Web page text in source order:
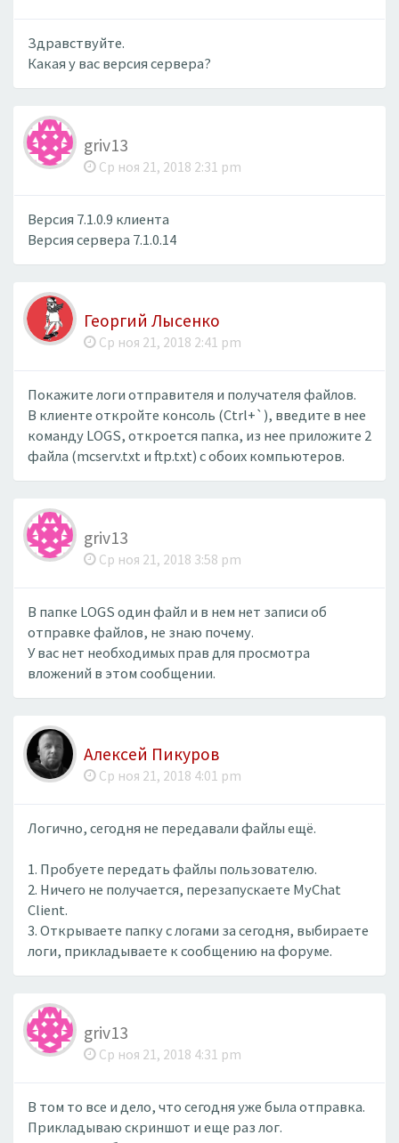
Здравствуйте.
Какая у вас версия сервера?
griv13
Ср ноя 21, 2018 2:31 pm
Версия 7.1.0.9 клиента
Версия сервера 7.1.0.14
Георгий Лысенко
Ср ноя 21, 2018 2:41 pm
Покажите логи отправителя и получателя файлов.
В клиенте откройте консоль (Ctrl+`), введите в нее
команду LOGS, откроется папка, из нее приложите 2
файла (mcserv.txt и ftp.txt) с обоих компьютеров.
griv13
Ср ноя 21, 2018 3:58 pm
В папке LOGS один файл и в нем нет записи об
отправке файлов, не знаю почему.
У вас нет необходимых прав для просмотра
вложений в этом сообщении.
Алексей Пикуров
Ср ноя 21, 2018 4:01 pm
Логично, сегодня не передавали файлы ещё.
1. Пробуете передать файлы пользователю.
2. Ничего не получается, перезапускаете MyChat
Client.
3. Открываете папку с логами за сегодня, выбираете
логи, прикладываете к сообщению на форуме.
griv13
Ср ноя 21, 2018 4:31 pm
В том то все и дело, что сегодня уже была отправка.
Прикладываю скриншот и еще раз лог.